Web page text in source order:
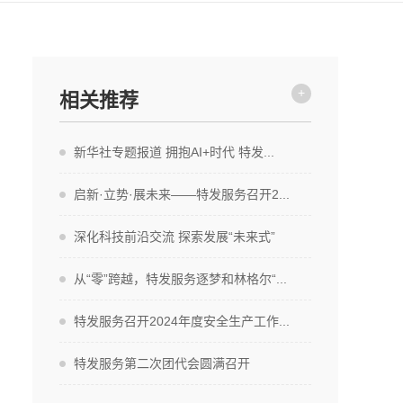
相关推荐 +
新华社专题报道 拥抱AI+时代 特发...
启新·立势·展未来——特发服务召开2...
深化科技前沿交流 探索发展“未来式”
从“零”跨越，特发服务逐梦和林格尔“...
特发服务召开2024年度安全生产工作...
特发服务第二次团代会圆满召开